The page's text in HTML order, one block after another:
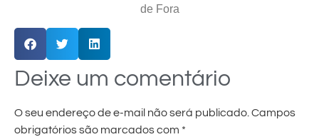
de Fora
Deixe um comentário
O seu endereço de e-mail não será publicado. Campos
obrigatórios são marcados com *